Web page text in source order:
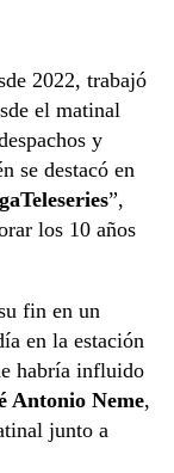
2022, trabajó
el matinal
y
se destacó en
”,
los 10 años
fin en un
en la estación
habría influido
Antonio Neme,
junto a